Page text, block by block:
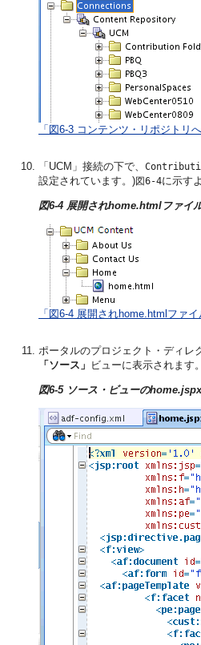
「図6-3 コンテンツ・リポジトリ
「UCM」接続の下で、
設定されています。)図6-4に示す
図6-4 展開されhome.htmlファイ
「図6-4 展開されhome.htmlファ
ポータルのプロジェクト・ディレ
「ソース」 ビューに表示されます。
図6-5 ソース・ビューの